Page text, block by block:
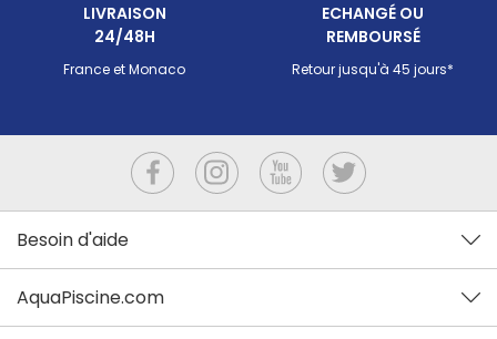
LIVRAISON
24/48H
France et Monaco
ECHANGÉ OU
REMBOURSÉ
Retour jusqu'à 45 jours*
Besoin d'aide
AquaPiscine.com